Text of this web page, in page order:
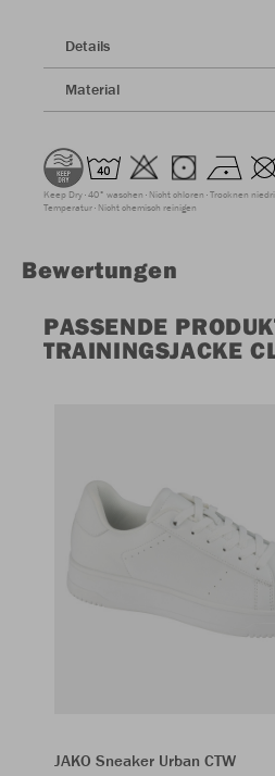
Details
Material
Keep Dry 40° waschen Nicht chloren Trocknen
Temperatur Nicht chemisch reinigen
Bewertungen
PASSENDE
TRAININGSJACKE
JAKO Sneaker Urban CTW